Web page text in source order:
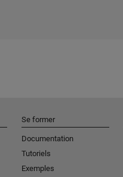
Se former
Documentation
Tutoriels
Exemples